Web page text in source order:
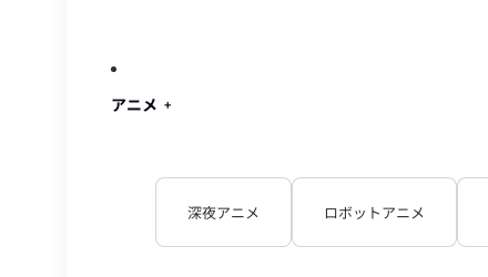
アニメ
深夜アニメ ロボットアニメ